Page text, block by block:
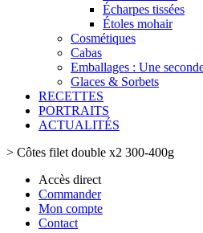
Écharpes tissées
Étoles mohair
Cosmétiques
Cabas
Emballages : Une
Glaces & Sorbets
RECETTES
PORTRAITS
ACTUALITÉS
> Côtes filet double x2 300-400g
Accès direct
Commander
Mon compte
Contact